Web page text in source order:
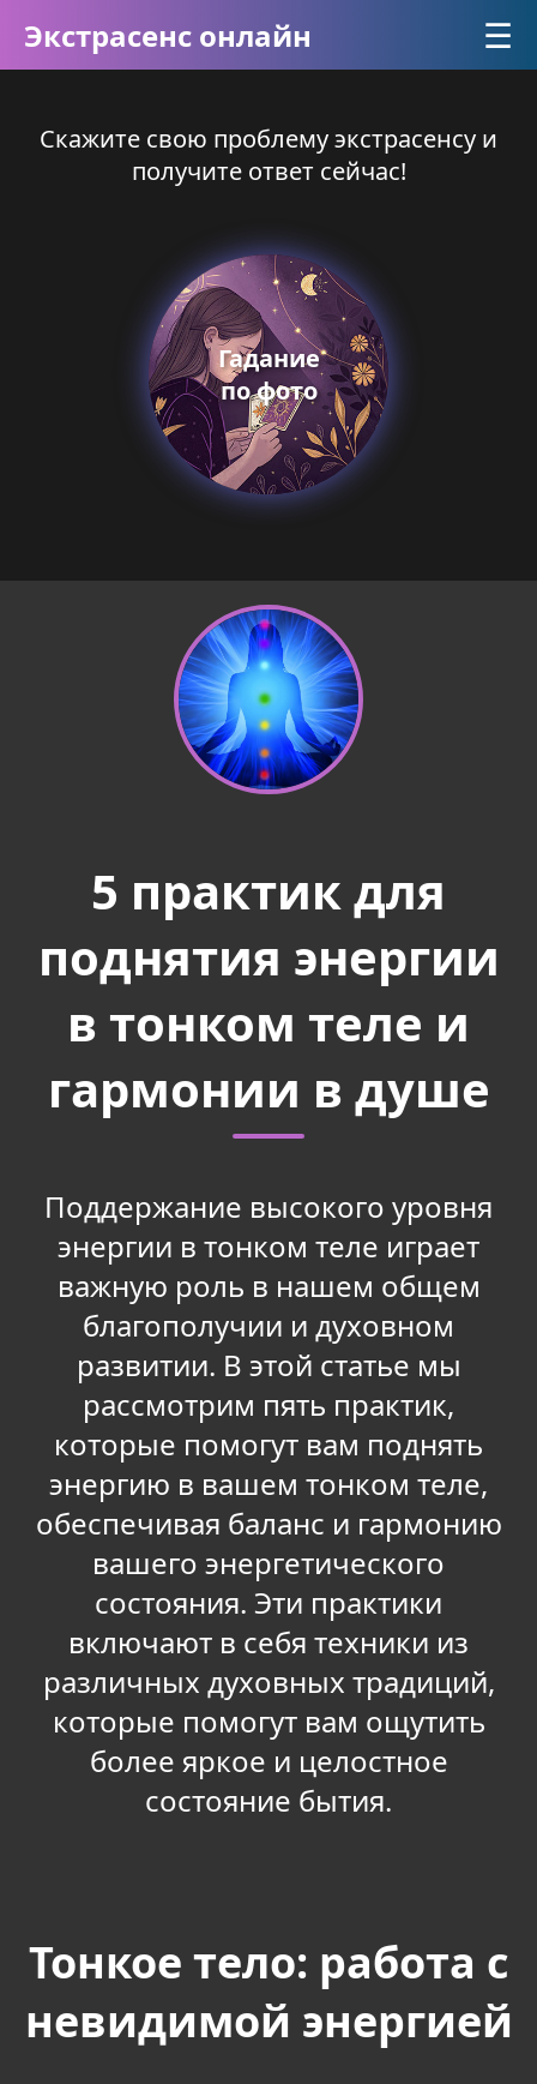
Экстрасенс онлайн ☰
Скажите свою проблему экстрасенсу и
получите ответ сейчас!
Гадание
по фото
5 практик для
поднятия энергии
в тонком теле и
гармонии в душе
Поддержание высокого уровня
энергии в тонком теле играет
важную роль в нашем общем
благополучии и духовном
развитии. В этой статье мы
рассмотрим пять практик,
которые помогут вам поднять
энергию в вашем тонком теле,
обеспечивая баланс и гармонию
вашего энергетического
состояния. Эти практики
включают в себя техники из
различных духовных традиций,
которые помогут вам ощутить
более яркое и целостное
состояние бытия.
Тонкое тело: работа с
невидимой энергией